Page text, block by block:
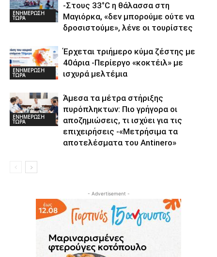
ΕΝΗΜΕΡΩΣΗ
ΤΩΡΑ
-Στους 33°C η θάλασσα στη
Μαγιόρκα, «δεν μπορούμε ούτε να
δροσιστούμε», λένε οι τουρίστες
ΕΝΗΜΕΡΩΣΗ
ΤΩΡΑ
Έρχεται τριήμερο κύμα ζέστης με
40άρια -Περίεργο «κοκτέιλ» με
ισχυρά μελτέμια
ΕΝΗΜΕΡΩΣΗ
ΤΩΡΑ
Άμεσα τα μέτρα στήριξης
πυρόπληκτων: Πιο γρήγορα οι
αποζημιώσεις, τι ισχύει για τις
επιχειρήσεις -«Μετρήσιμα τα
αποτελέσματα του Αntinero»
- Advertisement -